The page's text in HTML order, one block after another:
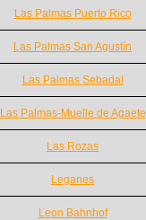
Las Palmas Puerto Rico
Las Palmas San Agustín
Las Palmas Sebadal
Las Palmas-Muelle de Agaete
Las Rozas
Leganes
Leon Bahnhof